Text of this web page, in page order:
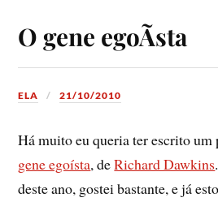
O gene egoÃ­sta
ELA 21/10/2010
Há muito eu queria ter escrito
gene egoí­sta, deRichard Dawkins
deste ano, gostei bastante, e já